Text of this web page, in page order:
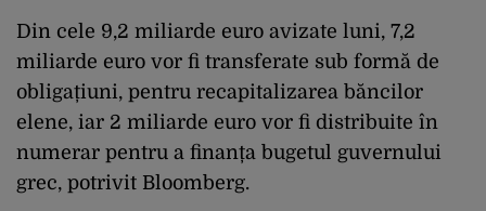
Din cele 9,2 miliarde euro avizate luni, 7,2
miliarde euro vor fi transferate sub formă de
obligațiuni, pentru recapitalizarea băncilor
elene, iar 2 miliarde euro vor fi distribuite în
numerar pentru a finanța bugetul guvernului
grec, potrivit Bloomberg.